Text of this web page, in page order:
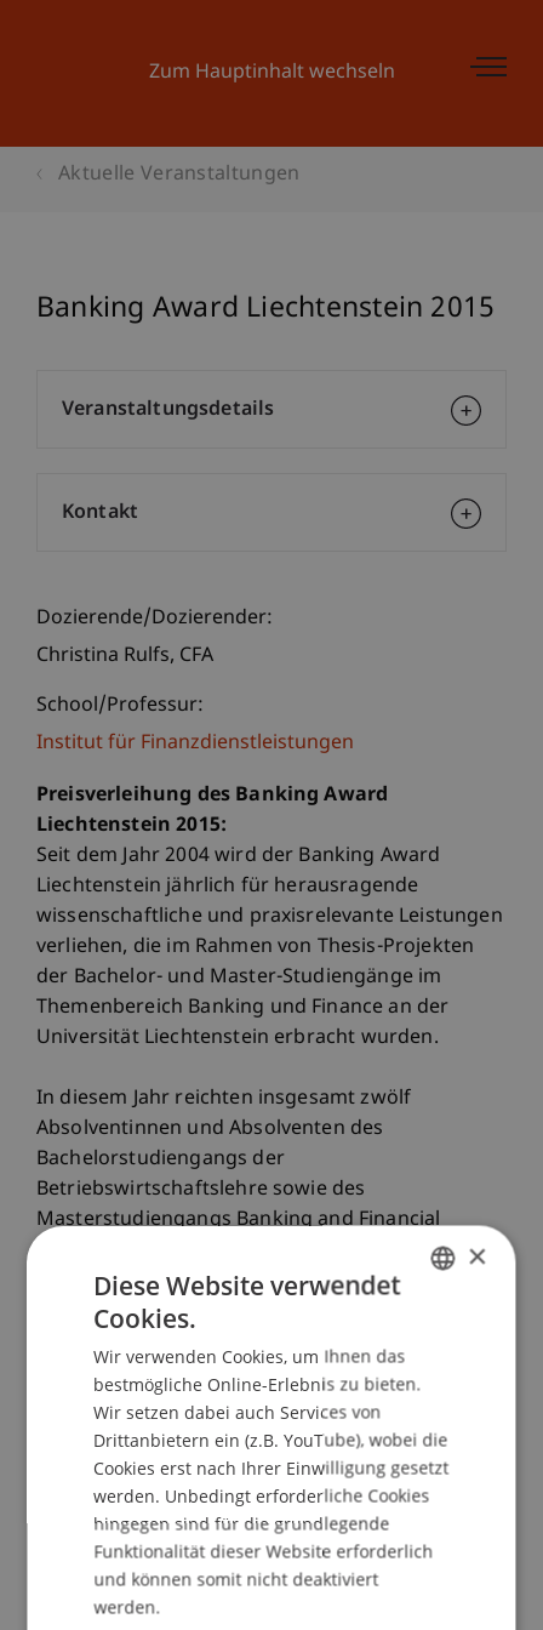
Zum Hauptinhalt wechseln
Aktuelle Veranstaltungen
Banking Award Liechtenstein 2015
Dozierende/Dozierender:
Christina Rulfs CFA
School/Professur:
Institut für Finanzdienstleistungen
Preisverleihung des Banking Award
Liechtenstein 2015:
Seit dem Jahr 2004 wird der Banking Award
Liechtenstein jährlich für herausragende
wissenschaftliche und praxisrelevante Leistungen
verliehen, die im Rahmen von Thesis-Projekten
der Bachelor- und Master-Studiengänge im
Themenbereich Banking und Finance an der
Universität Liechtenstein erbracht wurden.
In diesem Jahr reichten insgesamt zwölf
Absolventinnen und Absolventen des
Bachelorstudiengangs der
Betriebswirtschaftslehre sowie des
Masterstudiengangs Banking and Financial
Management ihre Bachelor- und Master-Thesen
zur Begutachtung ein, davon wurden acht
Arbeiten für den Banking Award Liechtenstein
Die Gewinner werden am 03. Dezember 2015
bekanntgegeben und ausgezeichnet. Die Jury des
Banking Award Liechtenstein besteht aus zwei
Professoren der Universität Liechtenstein, einem
externen Professor (der Technical University of
Denmark) sowie drei durch den
Liechtensteinischen Bankenverband bestellten
Praxisexperten.
Veranstaltungsdetails
Kontakt
×
Diese Website verwendet
Cookies.
Wir verwenden Cookies, um Ihnen das
bestmögliche Online-Erlebnis zu bieten.
Wir setzen dabei auch Services von
Drittanbietern ein (z.B. YouTube), wobei die
Cookies erst nach Ihrer Einwilligung gesetzt
werden. Unbedingt erforderliche Cookies
hingegen sind für die grundlegende
Funktionalität dieser Website erforderlich
und können somit nicht deaktiviert
werden.